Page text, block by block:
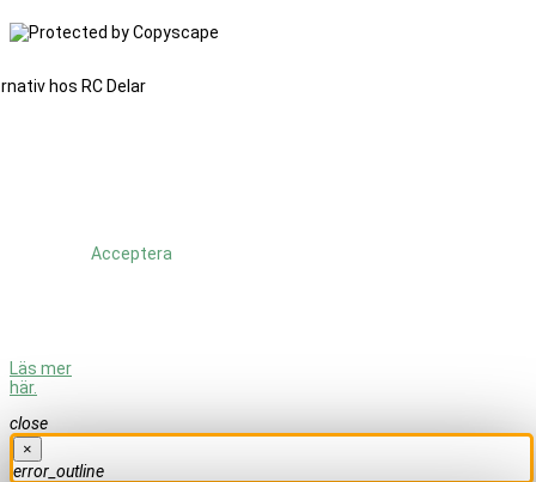
Läs mer
här.
Acceptera
close
×
error_outline